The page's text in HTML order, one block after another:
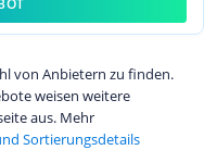
von Anbietern zu finden.
weisen weitere
aus. Mehr
Sortierungsdetails